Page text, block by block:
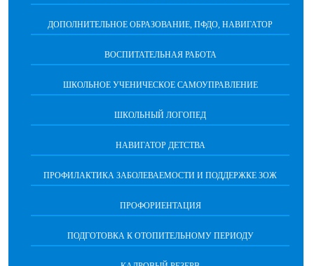
ДОПОЛНИТЕЛЬНОЕ ОБРАЗОВАНИЕ, ПФДО, НАВИГАТОР
ВОСПИТАТЕЛЬНАЯ РАБОТА
ШКОЛЬНОЕ УЧЕНИЧЕСКОЕ САМОУПРАВЛЕНИЕ
ШКОЛЬНЫЙ ЛОГОПЕД
НАВИГАТОР ДЕТСТВА
ПРОФИЛАКТИКА ЗАБОЛЕВАЕМОСТИ И ПОДДЕРЖКЕ ЗОЖ
ПРОФОРИЕНТАЦИЯ
ПОДГОТОВКА К ОТОПИТЕЛЬНОМУ ПЕРИОДУ